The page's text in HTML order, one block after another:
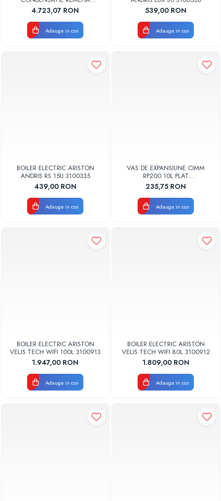
TZERRA ACE 28C KIT
EVACUARE INCLUS
4.723,07 RON
Adauga in cos
539,00 RON
Adauga in cos
BOILER ELECTRIC ARISTON
ANDRIS RS 15U 3100335
439,00 RON
Adauga in cos
VAS DE EXPANSIUNE CIMM
RP200 10L PLAT
DREPTUNGHIULAR CM9110
235,75 RON
Adauga in cos
BOILER ELECTRIC ARISTON
VELIS TECH WIFI 100L 3100913
1.947,00 RON
Adauga in cos
BOILER ELECTRIC ARISTON
VELIS TECH WIFI 80L 3100912
1.809,00 RON
Adauga in cos